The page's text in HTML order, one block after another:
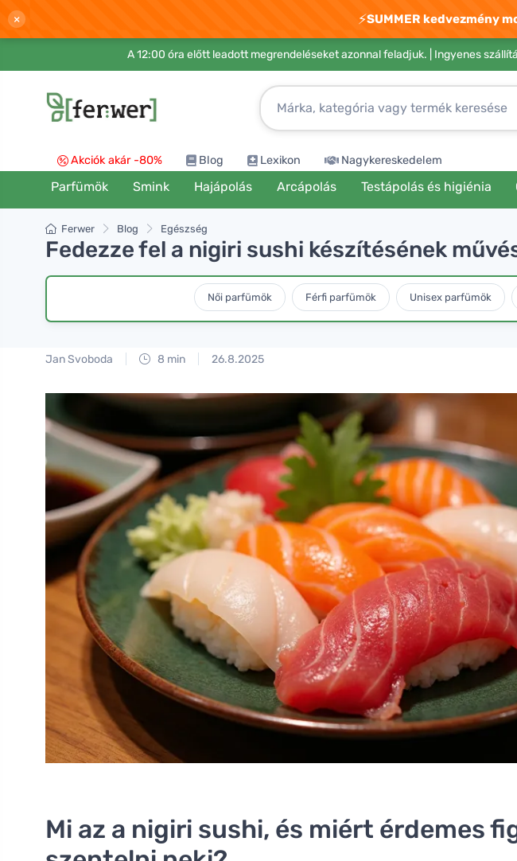
× ⚡SUMMER kedvezmény
A 12:00 óra előtt leadott megrendeléseket azonnal feladjuk. | Ingyenes
Akciók akár -80% Blog Lexikon Nagykereskedelem
Parfümök Smink Hajápolás Arcápolás Testápolás és higiénia
Ferwer Blog Egészség
Fedezze fel a nigiri sushi készítésének
Női parfümök Férfi parfümök Unisex parfümök
Jan Svoboda 8 min 26.8.2025
Mi az a nigiri sushi, és miért érdemes